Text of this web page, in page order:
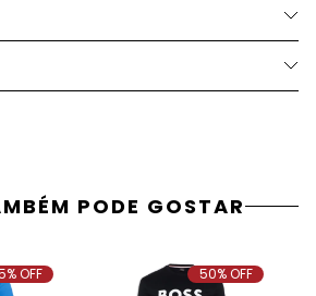
PODE GOSTAR
OFF 50% OFF